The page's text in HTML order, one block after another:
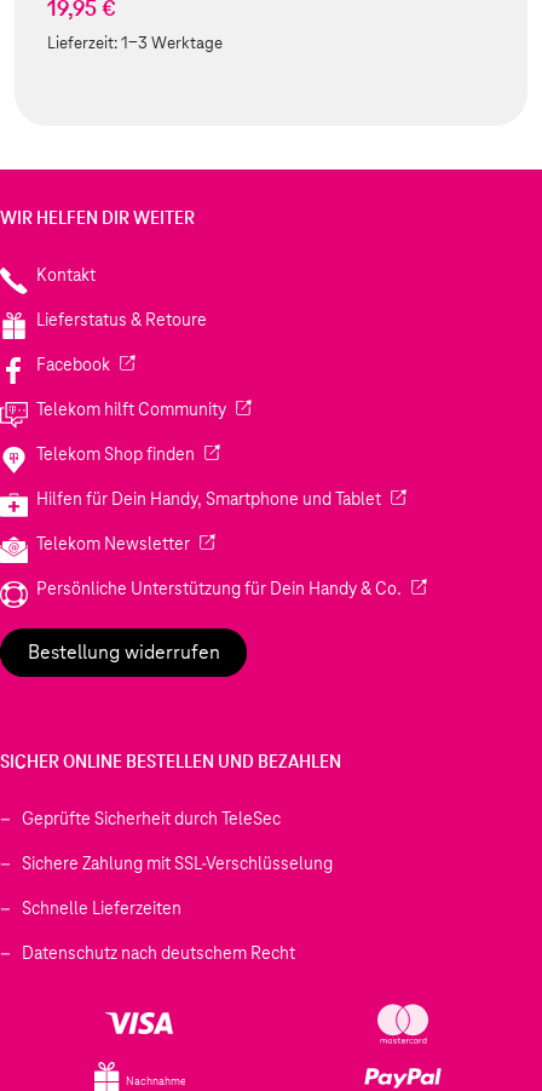
19,95 €
Lieferzeit:1-3 Werktage
WIR HELFEN DIR WEITER
Kontakt
Lieferstatus & Retoure
Facebook(Wird in einem neuen Tab geöffnet)
Telekom hilft Community(Wird in einem neuen Tab geöffnet)
Telekom Shop finden (Wird in einem neuen Tab geöffnet)
Hilfen für Dein Handy, Smartphone und Tablet(Wird in einem
Telekom Newsletter(Wird in einem neuen Tab geöffnet)
Persönliche Unterstützung für Dein Handy & Co. (Wird in einem
Bestellung widerrufen
SICHER ONLINE BESTELLEN UND BEZAHLEN
Geprüfte Sicherheit durch TeleSec
Sichere Zahlung mit SSL-Verschlüsselung
Schnelle Lieferzeiten
Datenschutz nach deutschem Recht
Nachnahme